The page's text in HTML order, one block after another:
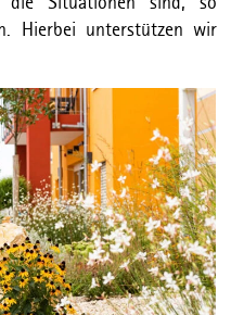
Hierbei unterstützen wir